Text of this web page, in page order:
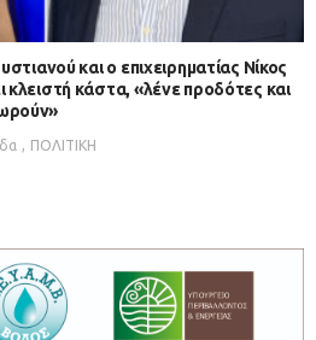
και ο επιχειρηματίας Νίκος
κάστα, «λένε προδότες και
ΠΟΛΙΤΙΚΗ